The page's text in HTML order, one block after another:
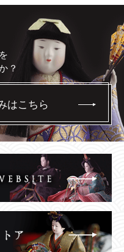
？
はこちら